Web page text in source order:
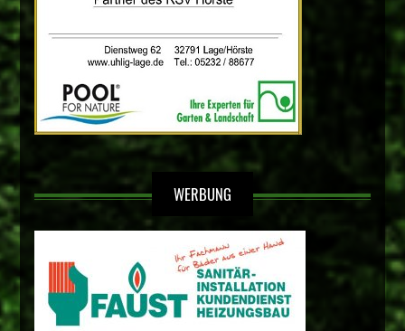
WERBUNG